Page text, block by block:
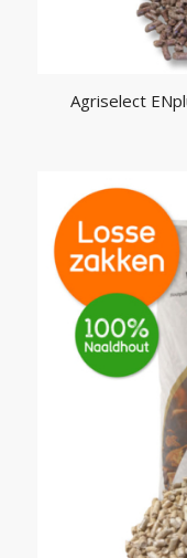
Agriselect